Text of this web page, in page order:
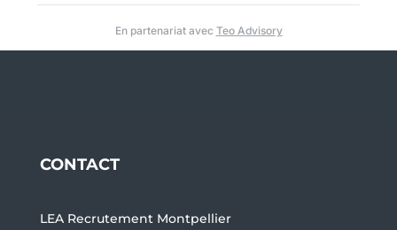
En partenariat avec Teo Advisory
CONTACT
LEA Recrutement Montpellier